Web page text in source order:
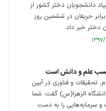
دانشجویان دختر کشور از
برابر حریفان در ششمین روز
دختر خبر داد.
کسب علم و دانش است
تحقیقات و فناوری در آیین
الزهرا(س) گفت: شما
و سرمایه‌هایی را به دست